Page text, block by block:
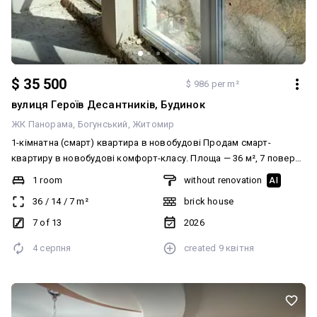
$ 35 500 $ 986 per m²
вулиця Героїв Десантників, Будинок
ЖК Панорама Богунський Житомир
1-кімнатна (смарт) квартира в новобудові Продам смарт-
квартиру в новобудові комфорт-класу. Площа — 36 м², 7 поверх,
не кутова. Вільне планування, автономне опалення. Гарний вид
варіант як для життя, так і під інвестицію. 📍 Богунський район
Поруч: школи, садочки, транспорт, магазини, банки, поліклініка.
24/7, сучасне укриття. За деталями — телефонуйте / пишіть
1 room
36 / 14/ 7 m²
7 of 13
without renovation AI
brick house
2026
4 серпня created 9 квітня